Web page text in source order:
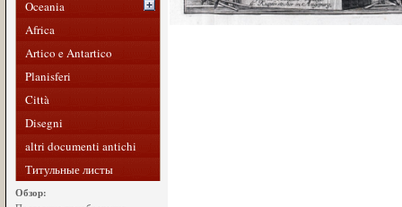
Oceania
Africa
Artico e Antartico
Planisferi
Città
Disegni
altri documenti antichi
Титульные листы
Обзор: